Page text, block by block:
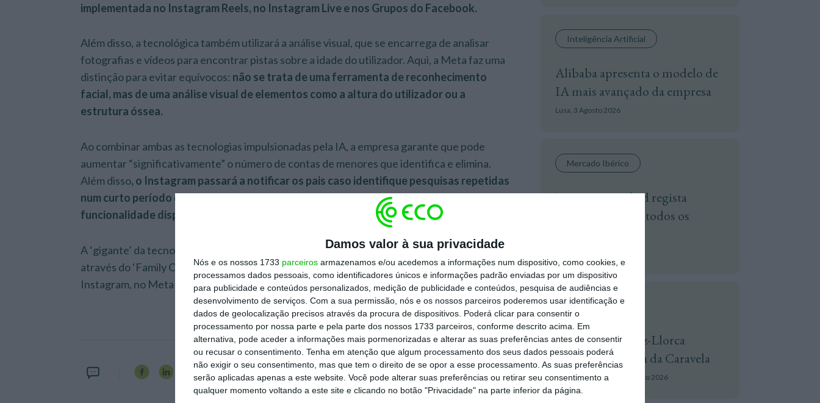
Damos valor à sua privacidade
Nós e os nossos 1733 parceiros armazenamos e/ou acedemos a informações num dispositivo, como cookies, e
processamos dados pessoais, como identificadores únicos e informações padrão enviadas por um dispositivo
para publicidade e conteúdos personalizados, medição de publicidade e conteúdos, pesquisa de audiências e
desenvolvimento de serviços. Com a sua permissão, nós e os nossos parceiros poderemos usar identificação e
dados de geolocalização precisos através da procura de dispositivos. Poderá clicar para consentir o
processamento por nossa parte e pela parte dos nossos 1733 parceiros, conforme descrito acima. Em
alternativa, pode aceder a informações mais pormenorizadas e alterar as suas preferências antes de consentir
ou recusar o consentimento. Tenha em atenção que algum processamento dos seus dados pessoais poderá
não exigir o seu consentimento, mas que tem o direito de se opor a esse processamento. As suas preferências
serão aplicadas apenas a este website. Você pode alterar suas preferências ou retirar seu consentimento a
qualquer momento voltando a este site e clicando no botão "Privacidade" na parte inferior da página.
implementada no Instagram Reels, no Instagram Live e nos Grupos do Facebook.
Além disso, a tecnológica também utilizará a análise visual, que se encarrega de analisar
fotografias e vídeos para encontrar pistas sobre a idade do utilizador. Aqui, a Meta faz uma
distinção para evitar equívocos: não se trata de uma ferramenta de reconhecimento
facial, mas de uma análise visual de elementos como a altura do utilizador ou a
estrutura óssea.
Ao combinar ambas as tecnologias impulsionadas pela IA, a empresa garante que pode
aumentar “significativamente” o número de contas de menores que identifica e elimina.
Além disso, o Instagram passará a notificar os pais caso identifique pesquisas repetidas
num curto período de tempo relacionadas com automutilação ou suicídio,
funcionalidade disponível na União Europeia (UE).
A ‘gigante’ da tecnologia oferece ainda uma gestão centralizada para pais ou tutores
através do ‘Family Center’, um espaço que centraliza a gestão da atividade dos filhos no
Instagram, no Meta Horizon, no Facebook e no Messenger.
Inteligência Artificial
Alibaba apresenta o modelo de
IA mais avançado da empresa
Lusa, 3 Agosto 2026
Mercado Ibérico
Turismo: Madrid regista
melhor junho de todos os
Advocatus
Linklaters e Pérez-Llorca
assessoram venda da Caravela
Frederico Pedreira, 4 Agosto 2026